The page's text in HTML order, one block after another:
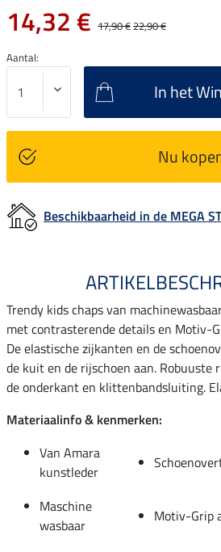
14,32 € 17,90 €22,90 €
Aantal:
In het
Nu
Beschikbaarheid in de MEGA
Trendy kids chaps van
met contrasterende details en Motiv-
De elastische zijkanten en de
de kuit en de rijschoen aan. Robuuste
de onderkant en klittenbandsluiting.
Materiaalinfo & kenmerken:
Van Amara
kunstleder
Maschine
wasbaar
Motiv-Grip